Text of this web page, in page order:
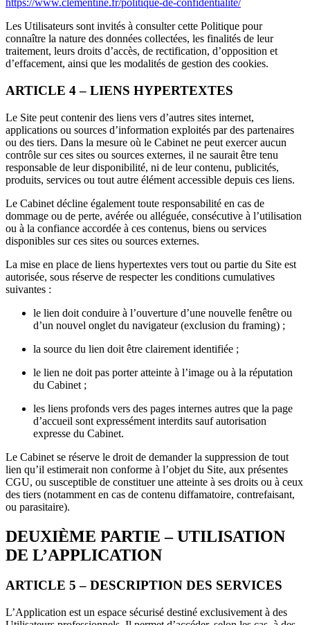
https://www.clementine.fr/politique-de-confidentialite/
Les Utilisateurs sont invités à consulter cette Politique pour
connaître la nature des données collectées, les finalités de leur
traitement, leurs droits d’accès, de rectification, d’opposition et
d’effacement, ainsi que les modalités de gestion des cookies.
ARTICLE 4 – LIENS HYPERTEXTES
Le Site peut contenir des liens vers d’autres sites internet,
applications ou sources d’information exploités par des partenaires
ou des tiers. Dans la mesure où le Cabinet ne peut exercer aucun
contrôle sur ces sites ou sources externes, il ne saurait être tenu
responsable de leur disponibilité, ni de leur contenu, publicités,
produits, services ou tout autre élément accessible depuis ces liens.
Le Cabinet décline également toute responsabilité en cas de
dommage ou de perte, avérée ou alléguée, consécutive à l’utilisation
ou à la confiance accordée à ces contenus, biens ou services
disponibles sur ces sites ou sources externes.
La mise en place de liens hypertextes vers tout ou partie du Site est
autorisée, sous réserve de respecter les conditions cumulatives
suivantes :
le lien doit conduire à l’ouverture d’une nouvelle fenêtre ou
d’un nouvel onglet du navigateur (exclusion du framing) ;
la source du lien doit être clairement identifiée ;
le lien ne doit pas porter atteinte à l’image ou à la réputation
du Cabinet ;
les liens profonds vers des pages internes autres que la page
d’accueil sont expressément interdits sauf autorisation
expresse du Cabinet.
Le Cabinet se réserve le droit de demander la suppression de tout
lien qu’il estimerait non conforme à l’objet du Site, aux présentes
CGU, ou susceptible de constituer une atteinte à ses droits ou à ceux
des tiers (notamment en cas de contenu diffamatoire, contrefaisant,
ou parasitaire).
DEUXIÈME PARTIE – UTILISATION
DE L’APPLICATION
ARTICLE 5 – DESCRIPTION DES SERVICES
L’Application est un espace sécurisé destiné exclusivement à des